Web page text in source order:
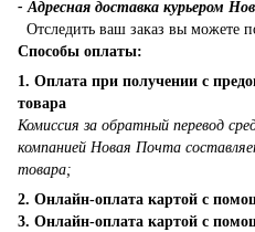
- Адресная доставка курьером
Отследить ваш заказ вы можете
Способы оплаты:
1. Оплата при получении с
товара
Комиссия за обратный перевод
компанией Новая Почта
товара;
2. Онлайн-оплата картой с
3. Онлайн-оплата картой с